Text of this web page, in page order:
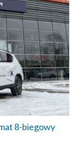
8-biegowy